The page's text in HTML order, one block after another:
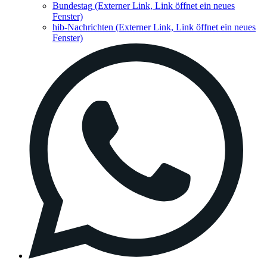
Bundestag (Externer Link, Link öffnet ein neues
Fenster)
hib-Nachrichten (Externer Link, Link öffnet ein neues
Fenster)